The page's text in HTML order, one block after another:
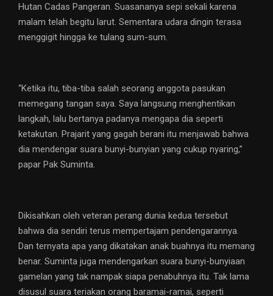
Hutan Cadas Pangeran. Suasananya sepi sekali karena
malam telah begitu larut. Sementara udara dingin terasa
menggigit hingga ke tulang sum-sum.
“Ketika itu, tiba-tiba salah seorang anggota pasukan
memegang tangan saya. Saya langsung menghentikan
langkah, lalu bertanya padanya mengapa dia seperti
ketakutan. Prajarit yang gagah berani itu menjawab bahwa
dia mendengar suara bunyi-bunyian yang cukup nyaring,”
papar Pak Suminta.
Dikisahkan oleh veteran perang dunia kedua tersebut
bahwa dia sendiri terus mempertajam pendengarannya.
Dan ternyata apa yang dikatakan anak buahnya itu memang
benar. Suminta juga mendengarkan suara bunyi-bunyiaan
gamelan yang tak nampak siapa penabuhnya itu. Tak lama
disusul suara teriakan orang baramai-ramai, seperti